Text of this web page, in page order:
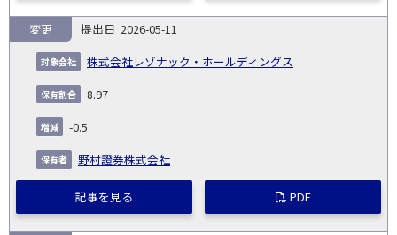
2026-05-11
株式会社レゾナック・ホールディングス
変更
8.97
-0.5
野村證券株式会社
記事を見る PDF